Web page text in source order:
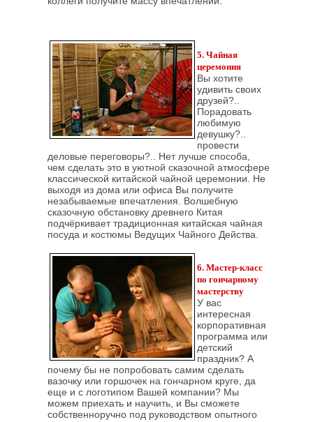
5. Чайная
церемония
Вы хотите
удивить своих
друзей?..
Порадовать
любимую
девушку?..
провести
деловые переговоры?.. Нет лучше способа,
чем сделать это в уютной сказочной атмосфере
классической китайской чайной церемонии. Не
выходя из дома или офиса Вы получите
незабываемые впечатления. Волшебную
сказочную обстановку древнего Китая
подчёркивает традиционная китайская чайная
посуда и костюмы Ведущих Чайного Действа.
6. Мастер-класс
по гончарному
мастерству
У вас
интересная
корпоративная
программа или
детский
праздник? А
почему бы не попробовать самим сделать
вазочку или горшочек на гончарном круге, да
еще и с логотипом Вашей компании? Мы
можем приехать и научить, и Вы сможете
собственноручно под руководством опытного